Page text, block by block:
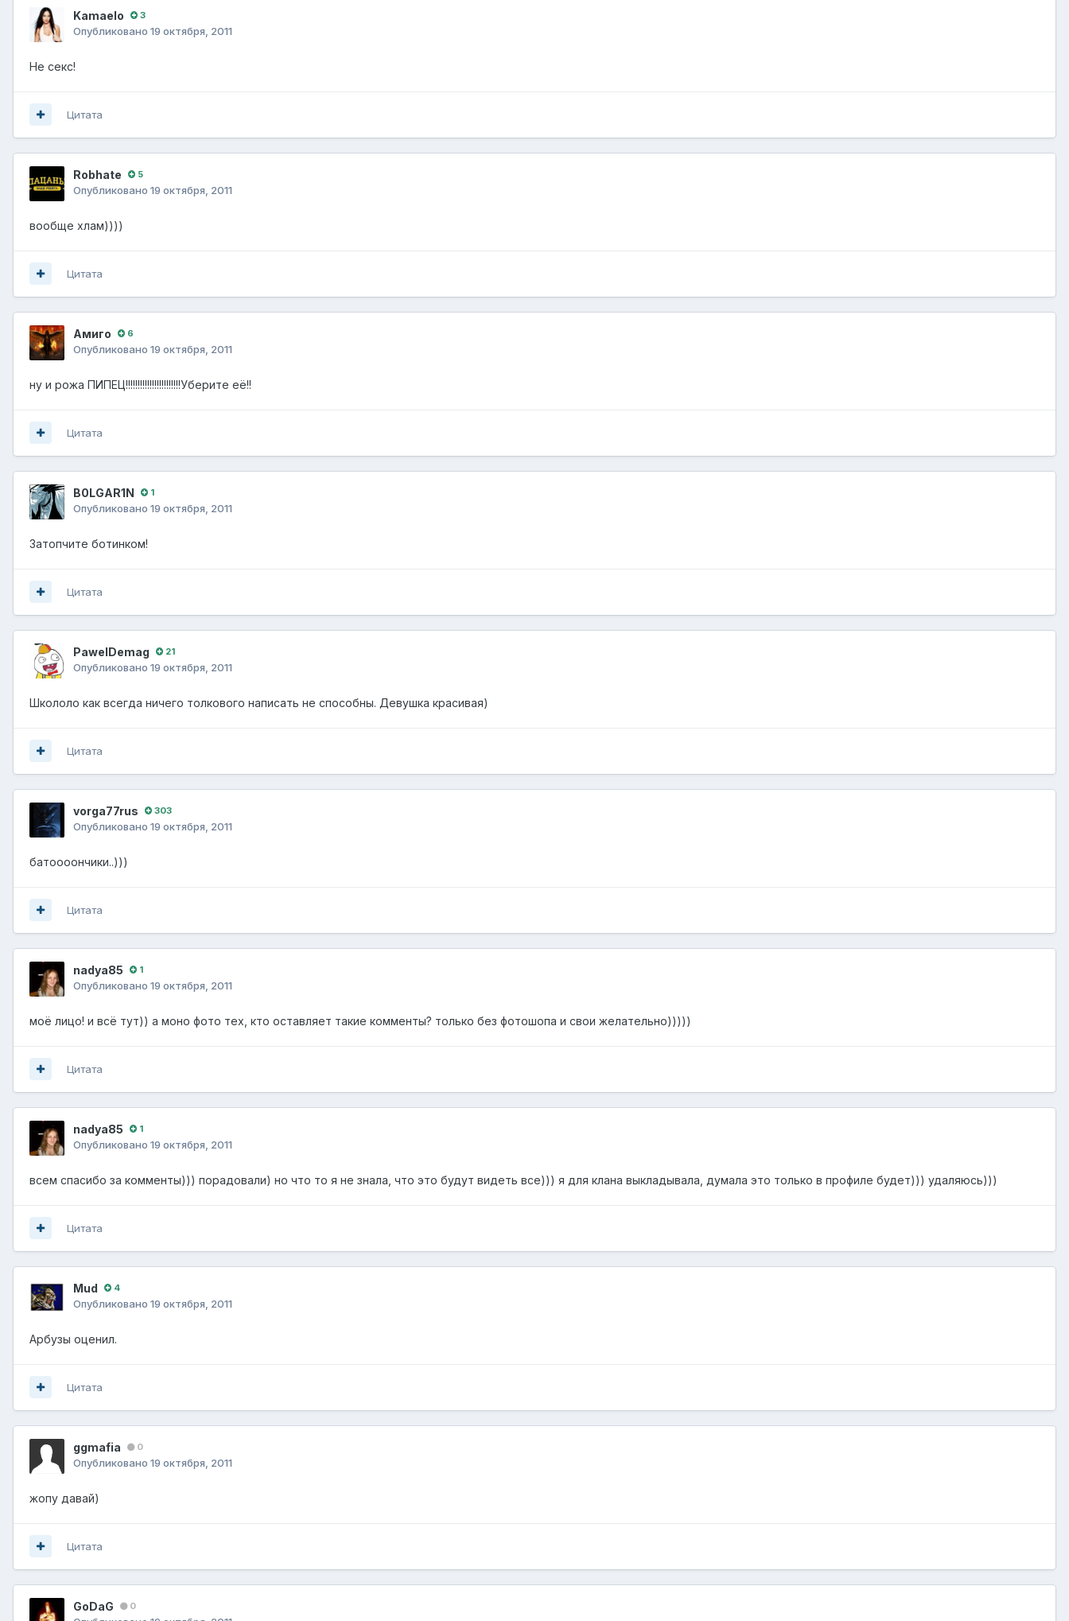
Kamaelo 3
Опубликовано 19 октября, 2011
Не секс!
Цитата
Robhate 5
Опубликовано 19 октября, 2011
вообще хлам))))
Цитата
Амиго 6
Опубликовано 19 октября, 2011
ну и рожа ПИПЕЦ!!!!!!!!!!!!!!!!!!!!!!!Уберите её!!
Цитата
B0LGAR1N 1
Опубликовано 19 октября, 2011
Затопчите ботинком!
Цитата
PawelDemag 21
Опубликовано 19 октября, 2011
Школоло как всегда ничего толкового написать не способны. Девушка красивая)
Цитата
vorga77rus 303
Опубликовано 19 октября, 2011
батоооончики..)))
Цитата
nadya85 1
Опубликовано 19 октября, 2011
моё лицо! и всё тут)) а моно фото тех, кто оставляет такие комменты? только без фотошопа и свои желательно)))))
Цитата
nadya85 1
Опубликовано 19 октября, 2011
всем спасибо за комменты))) порадовали) но что то я не знала, что это будут видеть все))) я для клана выкладывала, думала это только в профиле будет))) удаляюсь)))
Цитата
Mud 4
Опубликовано 19 октября, 2011
Арбузы оценил.
Цитата
ggmafia 0
Опубликовано 19 октября, 2011
жопу давай)
Цитата
GoDaG 0